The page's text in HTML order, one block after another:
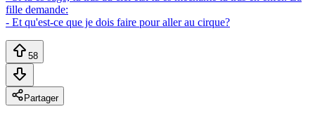
fille demande:
- Et qu'est-ce que je dois faire pour aller au cirque?
58
Partager